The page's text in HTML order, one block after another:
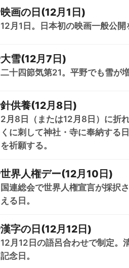
映画の日(12月1日)
12月1日。日本初の映画一般公開
大雪(12月7日)
二十四節気第21。平野でも雪が
針供養(12月8日)
2月8日（または12月8日）に折
くに刺して神社・寺に奉納する
を祈願する。
世界人権デー(12月10日)
国連総会で世界人権宣言が採択
える日。
漢字の日(12月12日)
12月12日の語呂合わせで制定。
記念日。